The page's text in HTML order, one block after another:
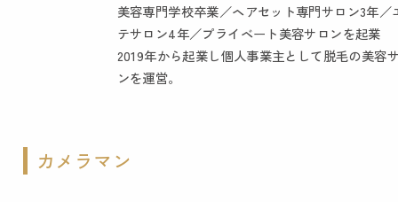
美容専門学校卒業／ヘアセット専門サロン3年／
テサロン4年／プライベート美容サロンを起業
2019年から起業し個人事業主として脱毛の美容
ンを運営。
カメラマン